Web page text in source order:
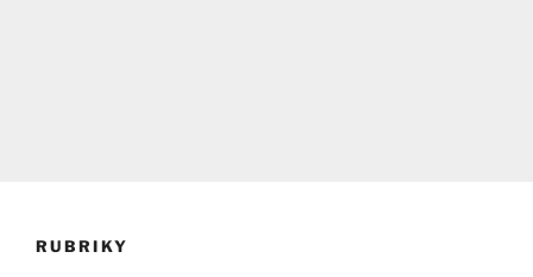
RUBRIKY